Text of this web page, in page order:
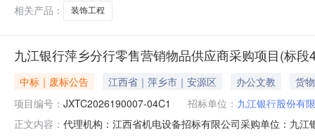
相关产品：
装饰工程
九江银行萍乡分行零售营销物品供应商采购项目(标
中标｜废标公告 江西省｜萍乡市｜安源区 办公文教
货物
项目编号： JXTC2026190007-04C1 招标单位： 九江银行股份有
正文内容： 代理机构：江西省机电设备招标有限公司采购单位：九